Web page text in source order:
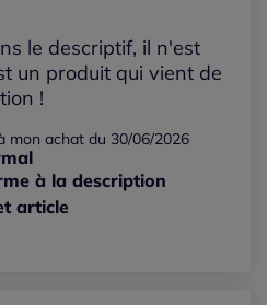
le descriptif, il n'est
un produit qui vient de
!
mon achat du 30/06/2026
à la description
article